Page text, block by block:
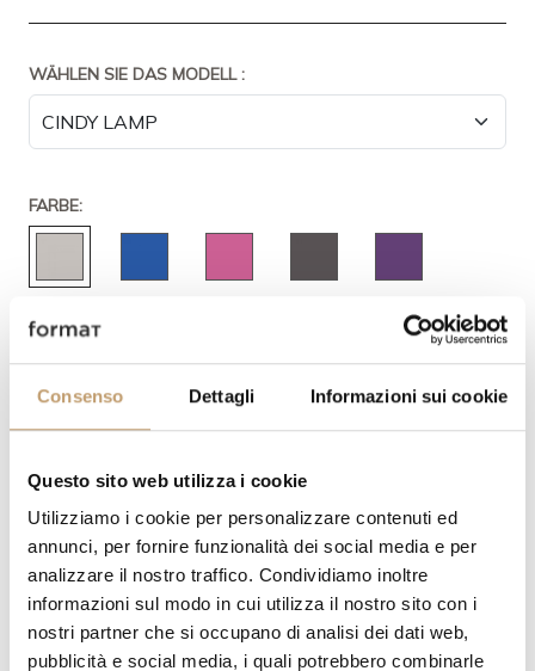
Consenso Dettagli Informazioni sui cookie
Questo sito web utilizza i cookie
Utilizziamo i cookie per personalizzare contenuti ed
annunci, per fornire funzionalità dei social media e per
analizzare il nostro traffico. Condividiamo inoltre
informazioni sul modo in cui utilizza il nostro sito con i
nostri partner che si occupano di analisi dei dati web,
pubblicità e social media, i quali potrebbero combinarle
WÄHLEN SIE DAS MODELL :
FARBE:
FORDERN SIE EIN ANGEBOT